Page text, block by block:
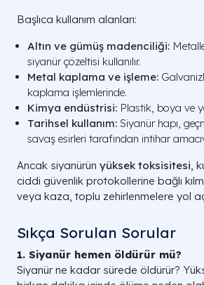
Başlıca kullanım alanları:
Altın ve gümüş madenciliği:
siyanür çözeltisi kullanılır.
Metal kaplama ve işleme:
kaplama işlemlerinde.
Kimya endüstrisi: Plastik, boya ve
Tarihsel kullanım: Siyanür hapı,
savaş esirleri tarafından intihar
Ancak siyanürün yüksek toksisitesi,
ciddi güvenlik protokollerine bağlı
veya kaza, toplu zehirlenmelere yol
Sıkça Sorulan Sorular
1. Siyanür hemen öldürür mü?
Siyanür ne kadar sürede öldürür?